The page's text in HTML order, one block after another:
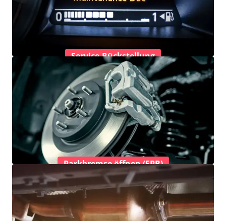
Service-Rückstellung
Parkbremse öffnen (EPB)